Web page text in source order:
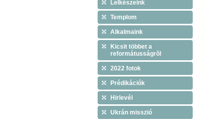
Lelkészeink
Templom
Alkalmaink
Kicsit többet a
reformátusságrõl
2022 fotok
Prédikációk
Hirlevél
Ukrán misszió